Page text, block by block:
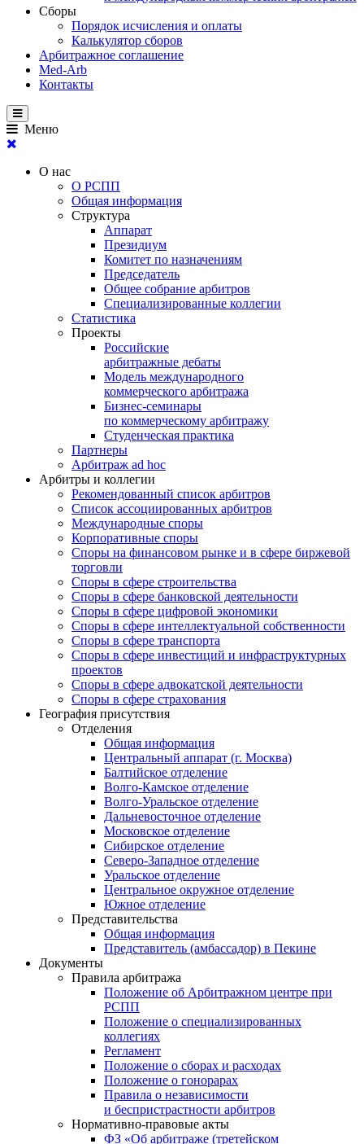
Сборы
Порядок исчисления и оплаты
Калькулятор сборов
Арбитражное соглашение
Med-Arb
Контакты
Меню
О нас
О РСПП
Общая информация
Структура
Аппарат
Президиум
Комитет по назначениям
Председатель
Общее собрание арбитров
Специализированные коллегии
Статистика
Проекты
Российские
арбитражные дебаты
Модель международного
коммерческого арбитража
Бизнес-семинары
по коммерческому арбитражу
Студенческая практика
Партнеры
Арбитраж ad hoc
Арбитры и коллегии
Рекомендованный список арбитров
Список ассоциированных арбитров
Международные споры
Корпоративные споры
Споры на финансовом рынке и в сфере биржевой
торговли
Споры в сфере строительства
Споры в сфере банковской деятельности
Споры в сфере цифровой экономики
Споры в сфере интеллектуальной собственности
Споры в сфере транспорта
Cпоры в сфере инвестиций и инфраструктурных
проектов
Споры в сфере адвокатской деятельности
Споры в сфере страхования
География присутствия
Отделения
Общая информация
Центральный аппарат (г. Москва)
Балтийское отделение
Волго-Камское отделение
Волго-Уральское отделение
Дальневосточное отделение
Московское отделение
Сибирское отделение
Северо-Западное отделение
Уральское отделение
Центральное окружное отделение
Южное отделение
Представительства
Общая информация
Представитель (амбассадор) в Пекине
Документы
Правила арбитража
Положение об Арбитражном центре при
РСПП
Положение о специализированных
коллегиях
Регламент
Положение о сборах и расходах
Положение о гонорарах
Правила о независимости
и беспристрастности арбитров
Нормативно-правовые акты
ФЗ «Об арбитраже (третейском